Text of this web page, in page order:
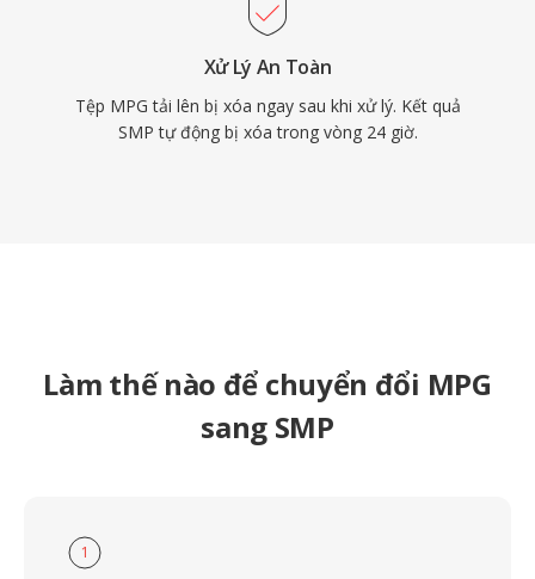
Xử Lý An Toàn
Tệp MPG tải lên bị xóa ngay sau khi xử lý. Kết quả
SMP tự động bị xóa trong vòng 24 giờ.
Làm thế nào để chuyển đổi MPG
sang SMP
1